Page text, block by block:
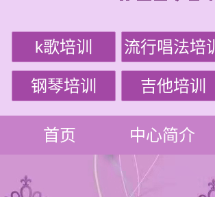
k歌培训 流行唱法培训
钢琴培训 吉他培训
首页 中心简介